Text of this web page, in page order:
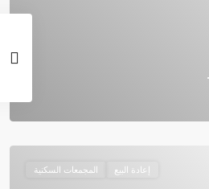
إعادة البيع المجمعات السكنية